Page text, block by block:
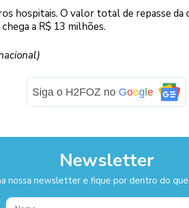
hospitais. O valor total de repasse da
a R$ 13 milhões.
Siga o H2FOZ no Goog le
Newsletter
nossa newsletter e fique por dentro do